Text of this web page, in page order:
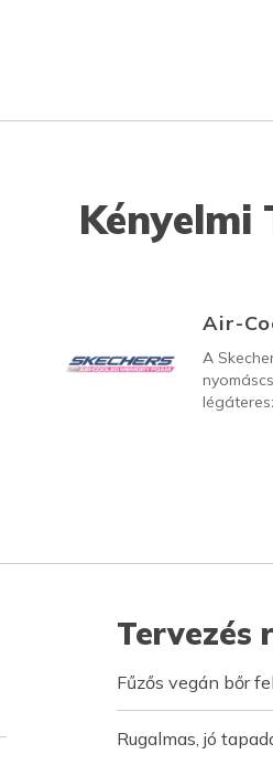
Kényelmi
Air-
A
Tervezés
Fűzős vegán bőr
Rugalmas, jó